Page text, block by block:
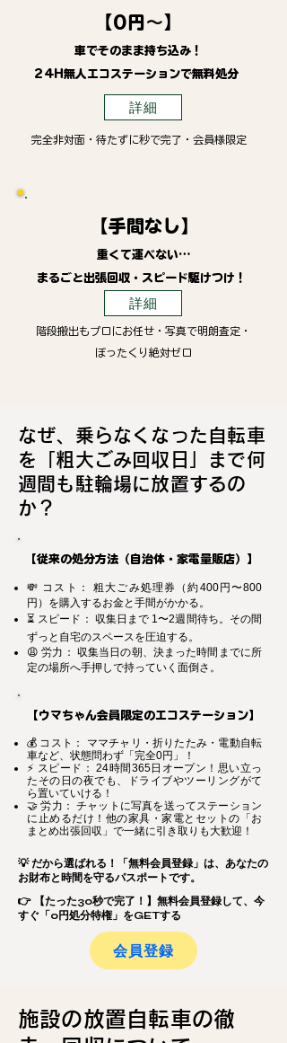
【0円～】
車でそのまま持ち込み！
24H無人エコステーションで無料処分
詳細
完全非対面・待たずに秒で完了・会員様限定
【手間なし】
重くて運べない…
まるごと出張回収・スピード駆けつけ！
詳細
階段搬出もプロにお任せ・写真で明朗査定・
ぼったくり絶対ゼロ
なぜ、乗らなくなった自転車
を「粗大ごみ回収日」まで何
週間も駐輪場に放置するの
か？
【従来の処分方法（自治体・家電量販店）】
💸 コスト： 粗大ごみ処理券（約400円〜800
円）を購入するお金と手間がかかる。
⏳ スピード： 収集日まで 1〜2週間待ち。その間
ずっと自宅のスペースを圧迫する。
😩 労力： 収集当日の朝、決まった時間までに所
定の場所へ手押しで持っていく面倒さ。
【ウマちゃん会員限定のエコステーション】
💰 コスト： ママチャリ・折りたたみ・電動自転
車など、状態問わず「完全0円」！
⚡ スピード： 24時間365日オープン！思い立っ
たその日の夜でも、ドライブやツーリングがて
ら置いていける！
🤝 労力： チャットに写真を送ってステーション
に止めるだけ！他の家具・家電とセットの「お
まとめ出張回収」で一緒に引き取りも大歓迎！
💡 だから選ばれる！「無料会員登録」は、あなたの
お財布と時間を守るパスポートです。
👉 【たった30秒で完了！】無料会員登録して、今
すぐ「0円処分特権」をGETする
会員登録
施設の放置自転車の徹